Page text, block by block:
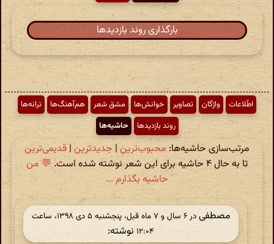
بارگذاری روند بازدیدها
اطّلاعات واژگان تصاویر خوانش‌ها مشق شعر هم‌آهنگ‌ها
ترانه‌ها
روند بازدیدها
حاشیه‌ها
مرتب‌سازی حاشیه‌ها: محبوب‌ترین | جدیدترین | قدیمی‌ترین
تا به حال ۴ حاشیه برای این شعر نوشته شده است.
💬 من
حاشیه بگذارم ...
مصطفی
در ‫۶ سال و ۷ ماه قبل، پنجشنبه ۵ دی ۱۳۹۸، ساعت
۱۲:۰۴ نوشته: